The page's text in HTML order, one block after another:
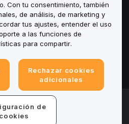
rights reserved.
de Privacidad
Con tu consentimiento, también
de análisis, de marketing y
tus ajustes, entender el uso
a las funciones de
para compartir.
Rechazar cookies
adicionales
de
cookies